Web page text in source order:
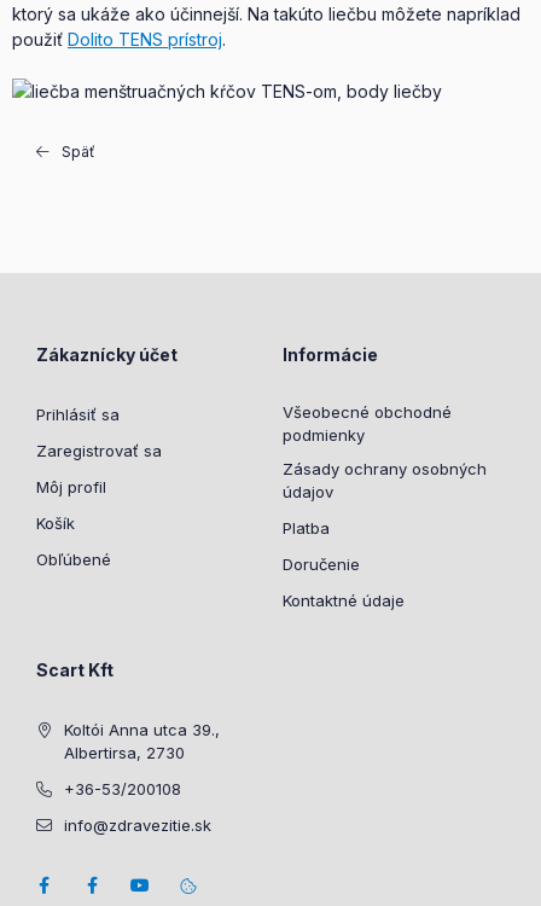
ktorý sa ukáže ako účinnejší. Na takúto liečbu môžete napríklad
použiť Dolito TENS prístroj.
Späť
Zákaznícky účet
Prihlásiť sa
Zaregistrovať sa
Môj profil
Košík
Obľúbené
Informácie
Všeobecné obchodné
podmienky
Zásady ochrany osobných
údajov
Platba
Doručenie
Kontaktné údaje
Scart Kft
Koltói Anna utca 39.,
Albertirsa, 2730
+36-53/200108
info@zdravezitie.sk